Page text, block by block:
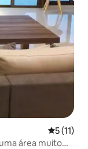
5 de uma
5 (11)
área muito